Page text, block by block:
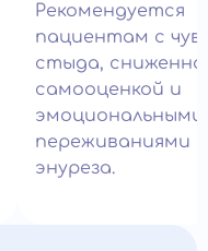
Рекомендуется
пациентам с
стыда,
самооценкой и
эмоциональными
переживаниями
энуреза.